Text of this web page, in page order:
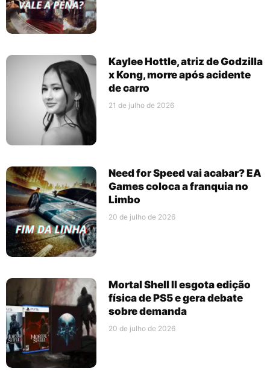
Kaylee Hottle, atriz de Godzilla
x Kong, morre após acidente
de carro
21 de julho de 2026
Need for Speed vai acabar? EA
Games coloca a franquia no
Limbo
20 de julho de 2026
Mortal Shell II esgota edição
física de PS5 e gera debate
sobre demanda
20 de julho de 2026